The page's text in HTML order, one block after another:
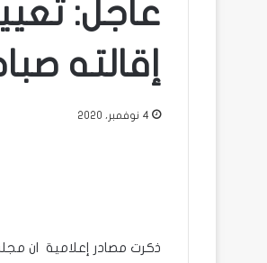
عاجل:
إقالته
4 نوفمبر، 2020
ذكرت مصادر إعلامية ان